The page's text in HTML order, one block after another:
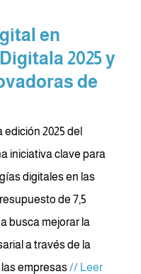
en
2025 y
de
2025 del
iniciativa clave para
digitales en las
de 7,5
busca mejorar la
a través de la
empresas// Leer